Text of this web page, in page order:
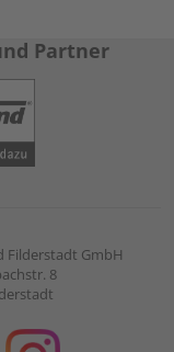
Partner
Filderstadt GmbH
8